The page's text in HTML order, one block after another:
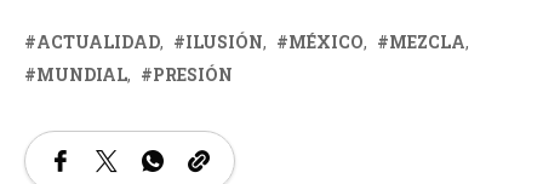
ACTUALIDAD ILUSIÓN MÉXICO
MEZCLA
MUNDIAL
PRESIÓN